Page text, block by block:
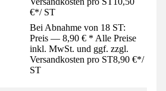
€*/ ST
Bei Abnahme von 18 ST:
Preis — 8,90 € * Alle Preise
inkl. MwSt. und ggf. zzgl.
Versandkosten pro ST8,90 €*/
ST